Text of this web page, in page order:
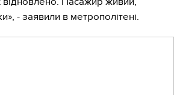
- заявили в метрополітені.